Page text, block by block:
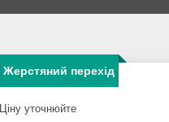
Жерстяний перехід
Ціну уточнюйте